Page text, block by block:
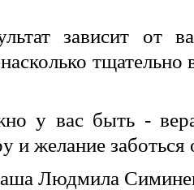
зависит от
у вас быть -
и желание заботься
Людмила